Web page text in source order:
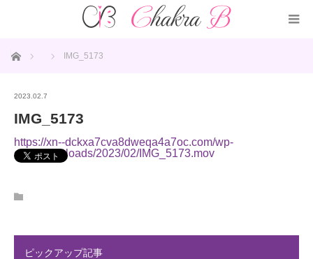
ホーム IMG_5173
2023.02.7
IMG_5173
https://xn--dckxa7cva8dweqa4a7oc.com/wp-
content/uploads/2023/02/IMG_5173.mov
ピックアップ記事